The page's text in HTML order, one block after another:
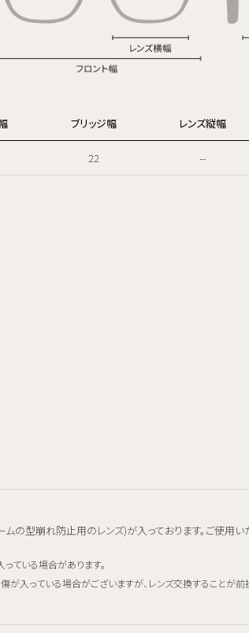
ブリッジ幅 レンズ縦幅
22 --
ムの型崩れ防止用のレンズ)が入っております。ご使用
ている場合があります。
入っている場合がございますが、レンズ交換することが前